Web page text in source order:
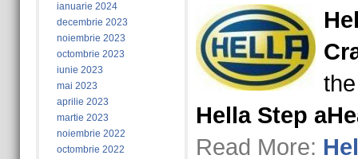
ianuarie 2024
decembrie 2023
noiembrie 2023
octombrie 2023
iunie 2023
mai 2023
aprilie 2023
martie 2023
noiembrie 2022
octombrie 2022
Hella Step
Read More: